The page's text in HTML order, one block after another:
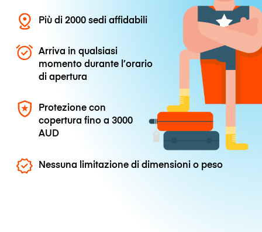
Più di 2000 sedi affidabili
Arriva in qualsiasi
momento durante l’orario
di apertura
Protezione con
copertura fino a3000
AUD
Nessuna limitazione di dimensioni o peso